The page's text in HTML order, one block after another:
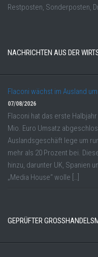
Restposten, Sonderposten,
NACHRICHTEN AUS DER
Flaconi wächst im Ausland
07/08/2026
Flaconi hat das erste
Mio. Euro Umsatz
Auslandsgeschäft lege um
mehr als 20 Prozent bei.
hinzu, darunter UK, Spanien
„Media House“ wolle […]
GEPRÜFTER